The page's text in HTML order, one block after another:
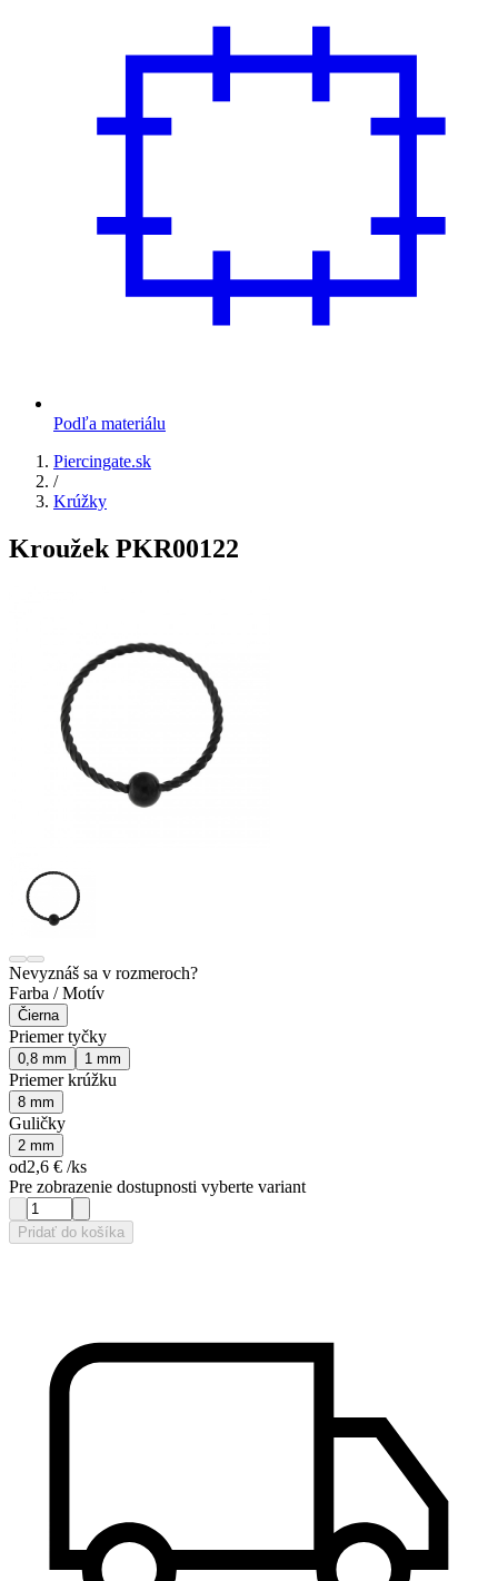
Podľa materiálu
Piercingate.sk
/
Krúžky
Kroužek PKR00122
Nevyznáš sa v rozmeroch?
Farba / Motív
Čierna
Priemer tyčky
0,8 mm 1 mm
Priemer krúžku
8 mm
Guličky
2 mm
od2,6 € /ks
Pre zobrazenie dostupnosti vyberte variant
Pridať do košíka